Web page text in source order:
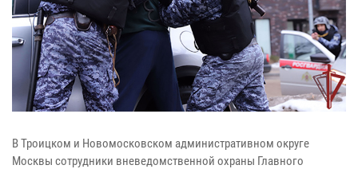
В Троицком и Новомосковском административном округе
Москвы сотрудники вневедомственной охраны Главного